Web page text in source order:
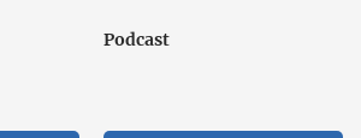
Podcast